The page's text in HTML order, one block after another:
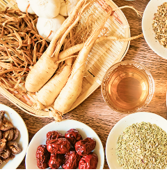
水出し お試しルイボスカモミール仙鶴草
予算・価格で探す
〜
茶葉を選択
健康茶 ハーブティー
紅茶